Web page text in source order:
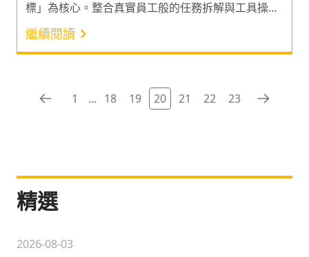
標」為核心。整合真實員工般的任務拆解與工具操作
等能力，讓 AI 從被動提供建議，邁向主動執行任
務。根據 IDC 的預測，投入 Agentic AI 的預算在
2029 年將占全球 IT 支出的 26% 以上¹。針對此趨
享導入 Agentic AI 應用的切點、範例與盲點。讓企業
在這波技術升級潮中，能精準讓每筆預算發揮最大的
繼續閱讀
1 ... 18 19 20 21 22 23
精選
2026-08-03